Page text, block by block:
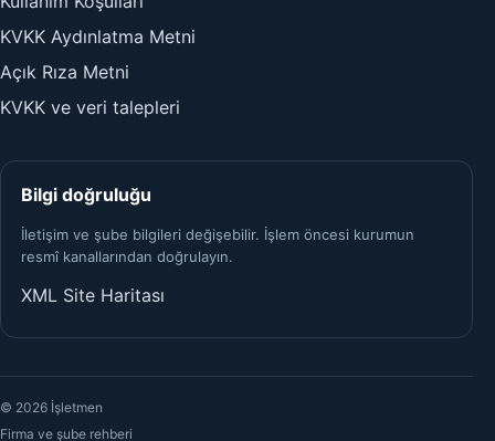
KVKK Aydınlatma Metni
Açık Rıza Metni
KVKK ve veri talepleri
Bilgi doğruluğu
İletişim ve şube bilgileri değişebilir. İşlem öncesi kurumun
resmî kanallarından doğrulayın.
XML Site Haritası
© 2026 İşletmen
Firma ve şube rehberi